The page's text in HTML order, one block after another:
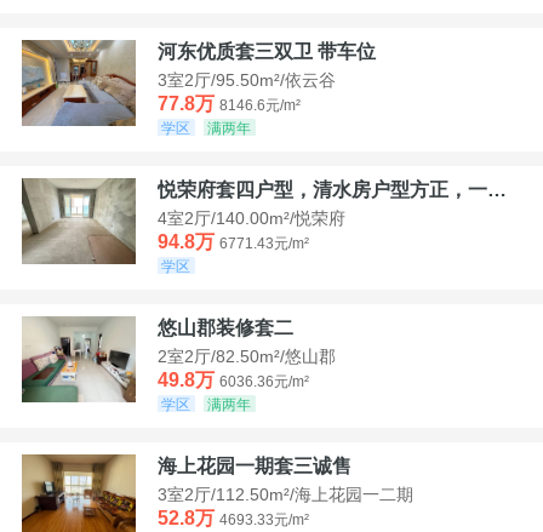
河东优质套三双卫 带车位
3室2厅/95.50m²/依云谷
77.8万 8146.6元/m²
学区
满两年
悦荣府套四户型，清水房户型方正，一口价94，8
4室2厅/140.00m²/悦荣府
94.8万 6771.43元/m²
学区
悠山郡装修套二
2室2厅/82.50m²/悠山郡
49.8万 6036.36元/m²
学区
满两年
海上花园一期套三诚售
3室2厅/112.50m²/海上花园一二期
52.8万 4693.33元/m²